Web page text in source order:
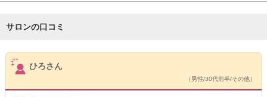
サロンの口コミ
サロンPick Up
ひろさん
（男性/30代前半/その他）